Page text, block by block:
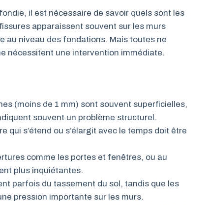
il est nécessaire de savoir quels sont les
apparaissent souvent sur les murs
au niveau des fondations. Mais toutes ne
nécessitent une intervention immédiate.
(moins de 1 mm) sont souvent superficielles,
souvent un problème structurel.
qui s’étend ou s’élargit avec le temps doit être
comme les portes et fenêtres, ou au
plus inquiétantes.
parfois du tassement du sol, tandis que les
pression importante sur les murs.